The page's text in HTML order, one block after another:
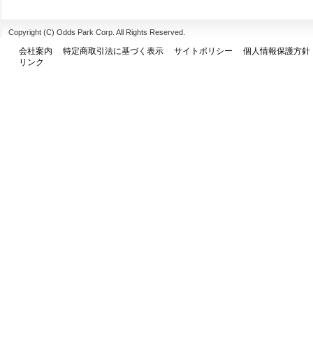
Copyright (C) Odds Park Corp. All Rights Reserved.
会社案内 特定商取引法に基づく表示 サイトポリシー
個人情報保護方針
リンク